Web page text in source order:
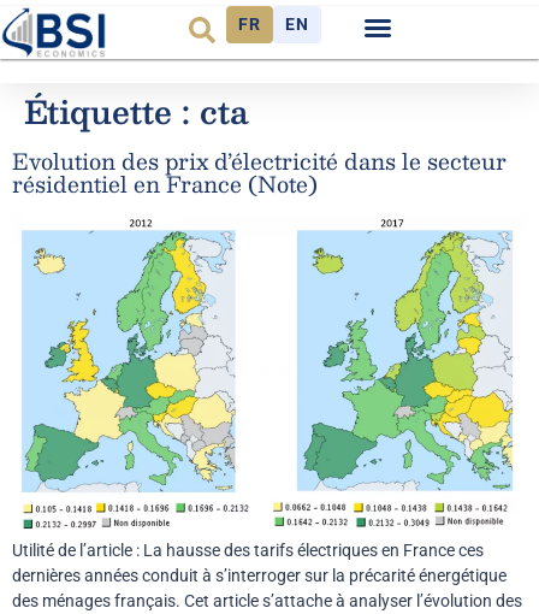
FR EN
Étiquette : cta
Evolution des prix d’électricité dans le secteur
résidentiel en France (Note)
Utilité de l’article : La hausse des tarifs électriques en France ces
dernières années conduit à s’interroger sur la précarité énergétique
des ménages français. Cet article s’attache à analyser l’évolution des